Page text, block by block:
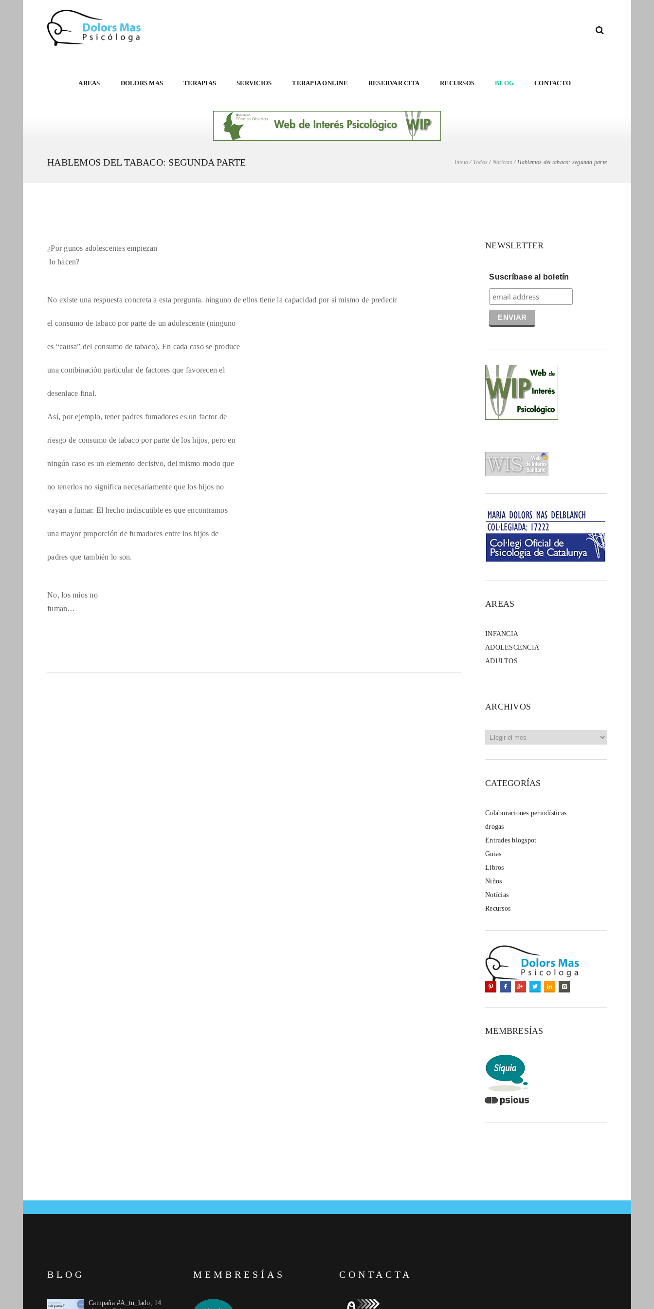
AREAS DOLORS MAS TERAPIAS SERVICIOS TERAPIA ONLINE RESERVAR CITA RECURSOS BLOG CONTACTO
Inicio/ Todos / Notícias / Hablemos del tabaco: segunda parte
HABLEMOS DEL TABACO: SEGUNDA PARTE
¿Por gunos adolescentes empiezan
lo hacen?
No existe una respuesta concreta a esta pregunta. ninguno de ellos tiene la capacidad por sí mismo de predecir
el consumo de tabaco por parte de un adolescente (ninguno
es “causa” del consumo de tabaco). En cada caso se produce
una combinación particular de factores que favorecen el
desenlace final.
Así, por ejemplo, tener padres fumadores es un factor de
riesgo de consumo de tabaco por parte de los hijos, pero en
ningún caso es un elemento decisivo, del mismo modo que
no tenerlos no significa necesariamente que los hijos no
vayan a fumar. El hecho indiscutible es que encontramos
una mayor proporción de fumadores entre los hijos de
padres que también lo son.
No, los míos no
fuman…
NEWSLETTER
Suscríbase al boletín
AREAS
INFANCIA
ADOLESCENCIA
ADULTOS
ARCHIVOS
CATEGORÍAS
Colaboraciones periodísticas
drogas
Entrades blogspot
Guias
Libros
Niños
Notícias
Recursos
MEMBRESÍAS
BLOG
Campaña #A_tu_lado, 14
MEMBRESÍAS CONTACTA